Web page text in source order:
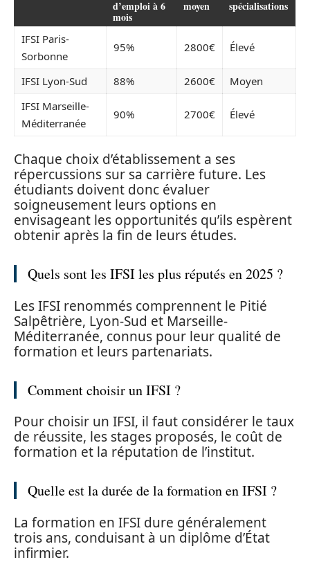
d’emploi à 6
mois
moyen spécialisations
IFSI Paris-
Sorbonne
95% 2800€ Élevé
IFSI Lyon-Sud 88% 2600€
Moyen
IFSI Marseille-
Méditerranée
90% 2700€ Élevé
Chaque choix d’établissement a ses
répercussions sur sa carrière future. Les
étudiants doivent donc évaluer
soigneusement leurs options en
envisageant les opportunités qu’ils espèrent
obtenir après la fin de leurs études.
Quels sont les IFSI les plus réputés en 2025 ?
Les IFSI renommés comprennent le Pitié
Salpêtrière, Lyon-Sud et Marseille-
Méditerranée, connus pour leur qualité de
formation et leurs partenariats.
Comment choisir un IFSI ?
Pour choisir un IFSI, il faut considérer le taux
de réussite, les stages proposés, le coût de
formation et la réputation de l’institut.
Quelle est la durée de la formation en IFSI ?
La formation en IFSI dure généralement
trois ans, conduisant à un diplôme d’État
infirmier.